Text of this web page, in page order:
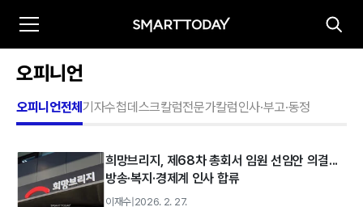
오피니언
오피니언전체기자수첩데스크칼럼전문가칼럼인사·부고·동정
희망브리지, 제68차 총회서 임원 선임안 의결...
방송·복지·경제계 인사 합류
이재수 2026. 2. 27.